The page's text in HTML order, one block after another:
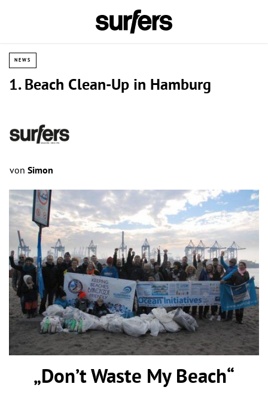
NEWS
1. Beach Clean-Up in Hamburg
von Simon
„Don’t Waste My Beach“